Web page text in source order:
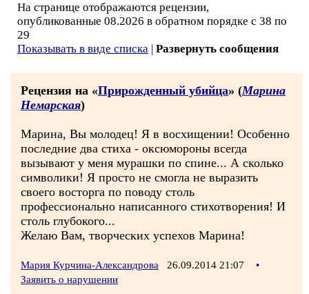
На странице отображаются рецензии,
опубликованные 08.2026 в обратном порядке с 38 по
29
Показывать в виде списка | Развернуть сообщения
Рецензия на «Прирожденный убийца» (Марина
Немарская)
Марина, Вы молодец! Я в восхищении! Особенно
последние два стиха - оксюмороны всегда
вызывают у меня мурашки по спине... А сколько
символики! Я просто не смогла не выразить
своего восторга по поводу столь
профессионально написанного стихотворения! И
столь глубокого...
Желаю Вам, творческих успехов Марина!
Мария Курчина-Александрова 26.09.2014 21:07
•
Заявить о нарушении